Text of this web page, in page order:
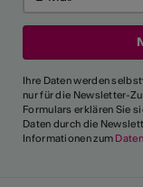
Ihre Daten werden
nur für die Newsletter-
Formulars erklären Sie
Daten durch die
Informationen zum